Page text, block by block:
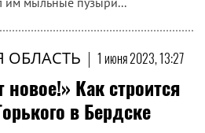
ОБЛАСТЬ | 1 июня 2023, 13:27
новое!» Как строится
в Бердске